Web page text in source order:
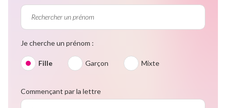
Je cherche un prénom :
Fille Garçon Mixte
Commençant par la lettre